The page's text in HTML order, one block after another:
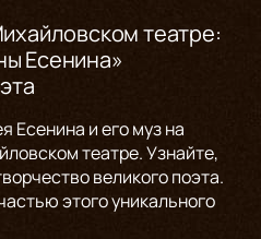
театре:
Есенина»
Есенина и его муз на
театре. Узнайте,
великого поэта.
этого уникального